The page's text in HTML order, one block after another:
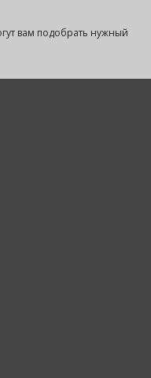
вам подобрать нужный